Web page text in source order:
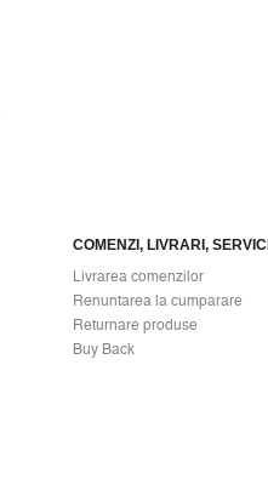
COMENZI, LIVRARI, SERVICII
Livrarea comenzilor
Renuntarea la cumparare
Returnare produse
Buy Back